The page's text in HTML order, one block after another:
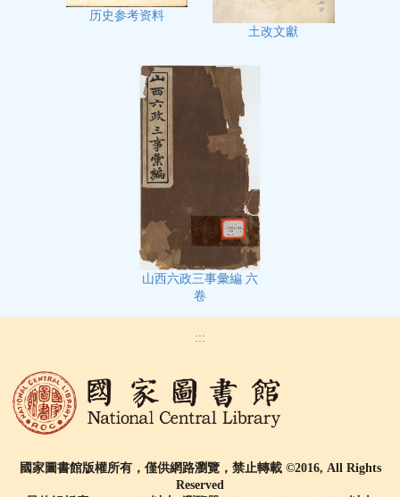
历史参考资料
土改文獻
山西六政三事彙編 六
卷
:::
國家圖書館版權所有，僅供網路瀏覽，禁止轉載 ©2016, All Rights
Reserved